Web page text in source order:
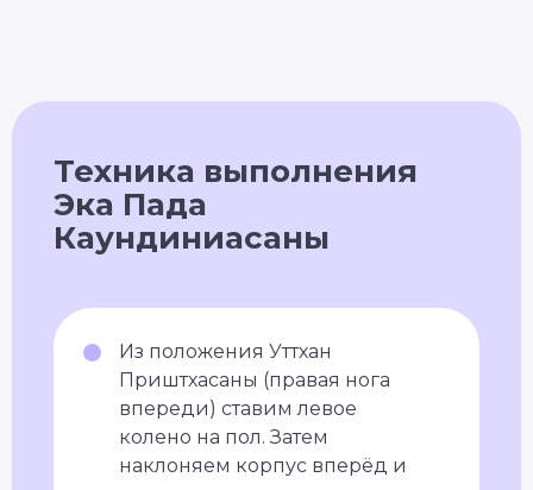
Техника выполнения
Эка Пада
Каундиниасаны
Из положения Уттхан
Приштхасаны (правая нога
впереди) ставим левое
колено на пол. Затем
наклоняем корпус вперёд и